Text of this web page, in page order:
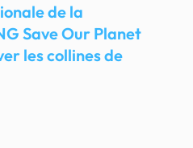
de la
Save Our Planet
les collines de